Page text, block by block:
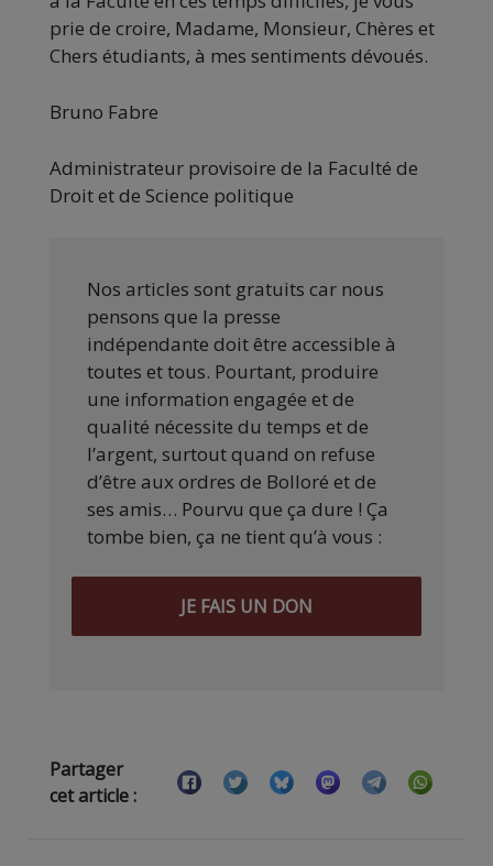
prie de croire, Madame, Monsieur, Chères et
Chers étudiants, à mes sentiments dévoués.
Bruno Fabre
Administrateur provisoire de la Faculté de
Droit et de Science politique
Nos articles sont gratuits car nous
pensons que la presse
indépendante doit être accessible à
toutes et tous. Pourtant, produire
une information engagée et de
qualité nécessite du temps et de
l’argent, surtout quand on refuse
d’être aux ordres de Bolloré et de
ses amis… Pourvu que ça dure ! Ça
tombe bien, ça ne tient qu’à vous :
JE FAIS UN DON
Partager
cet article :